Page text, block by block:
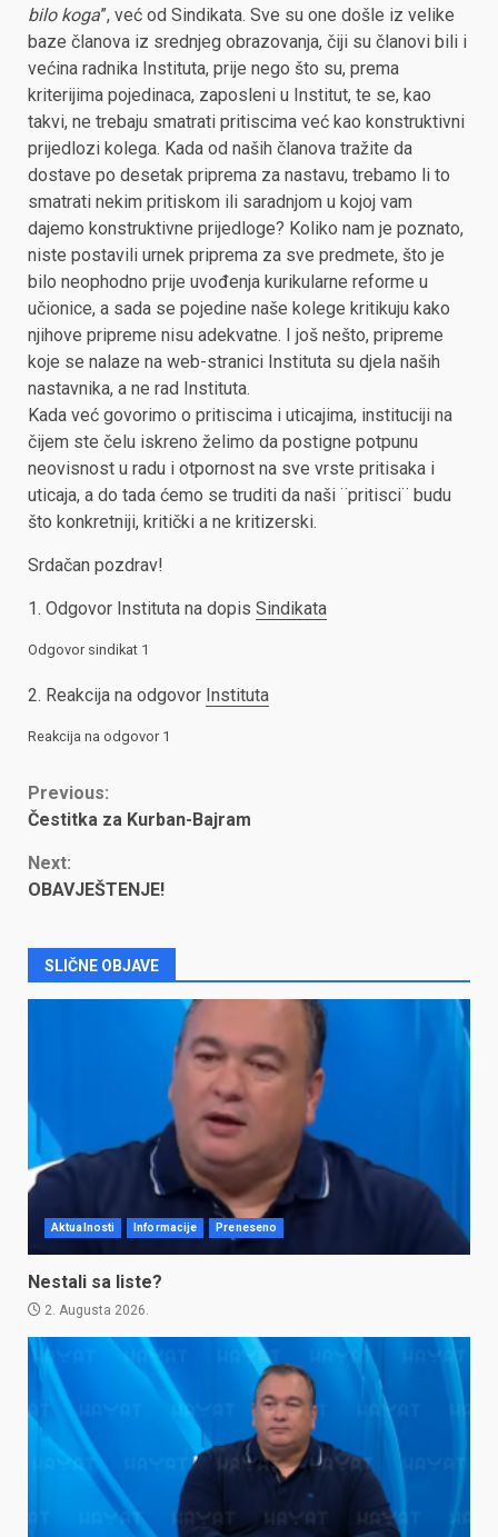
bilo koga”, već od Sindikata. Sve su one došle iz velike
baze članova iz srednjeg obrazovanja, čiji su članovi bili i
većina radnika Instituta, prije nego što su, prema
kriterijima pojedinaca, zaposleni u Institut, te se, kao
takvi, ne trebaju smatrati pritiscima već kao konstruktivni
prijedlozi kolega. Kada od naših članova tražite da
dostave po desetak priprema za nastavu, trebamo li to
smatrati nekim pritiskom ili saradnjom u kojoj vam
dajemo konstruktivne prijedloge? Koliko nam je poznato,
niste postavili urnek priprema za sve predmete, što je
bilo neophodno prije uvođenja kurikularne reforme u
učionice, a sada se pojedine naše kolege kritikuju kako
njihove pripreme nisu adekvatne. I još nešto, pripreme
koje se nalaze na web-stranici Instituta su djela naših
nastavnika, a ne rad Instituta.
Kada već govorimo o pritiscima i uticajima, instituciji na
čijem ste čelu iskreno želimo da postigne potpunu
neovisnost u radu i otpornost na sve vrste pritisaka i
uticaja, a do tada ćemo se truditi da naši ¨pritisci¨ budu
što konkretniji, kritički a ne kritizerski.
Srdačan pozdrav!
1. Odgovor Instituta na dopis Sindikata
Odgovor sindikat 1
2. Reakcija na odgovor Instituta
Reakcija na odgovor 1
Continue
Previous:
Čestitka za Kurban-Bajram
Next:
OBAVJEŠTENJE!
SLIČNE OBJAVE
Aktualnosti Informacije Preneseno
Nestali sa liste?
2. Augusta 2026.